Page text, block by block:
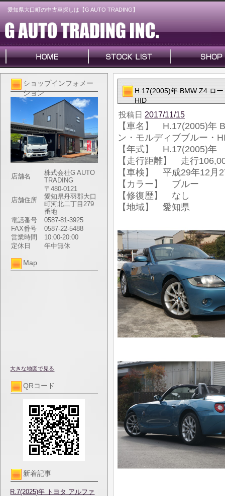
愛知県大口町の中古車探しは【G AUTO TRADING】
ショップインフォメー
ション
店舗名
株式会社G AUTO
TRADING
店舗住所
〒480-0121
愛知県丹羽郡大口
町河北二丁目279
番地
電話番号
0587-81-3925
FAX番号
0587-22-5488
営業時間
10:00-20:00
定休日
年中無休
Map
大きな地図で見る
QRコード
新着記事
R.7(2025)年 トヨタ アルファ
H.17(2005)年 BMW Z4 ロ
HID
投稿日 2017/11/15
【車名】 H.17(2005)年
ン・モルディブブルー・
【年式】 H.17(2005)年
【走行距離】 走行
【車検】 平成29年12月
【カラー】 ブルー
【修復歴】 なし
【地域】 愛知県